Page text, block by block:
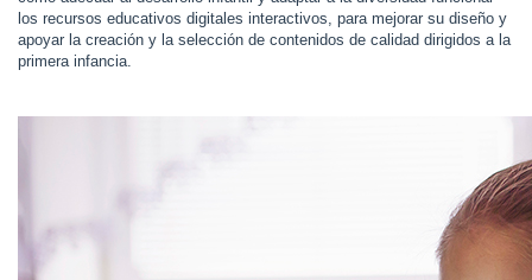
los recursos educativos digitales interactivos, para mejorar su diseño y
apoyar la creación y la selección de contenidos de calidad dirigidos a la
primera infancia.